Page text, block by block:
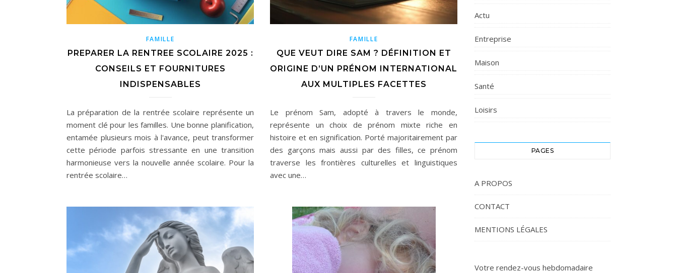
FAMILLE
PREPARER LA RENTREE SCOLAIRE 2025 :
CONSEILS ET FOURNITURES
INDISPENSABLES
La préparation de la rentrée scolaire représente un
moment clé pour les familles. Une bonne planification,
entamée plusieurs mois à l'avance, peut transformer
cette période parfois stressante en une transition
harmonieuse vers la nouvelle année scolaire. Pour la
rentrée scolaire…
FAMILLE
QUE VEUT DIRE SAM ? DÉFINITION ET
ORIGINE D’UN PRÉNOM INTERNATIONAL
AUX MULTIPLES FACETTES
Le prénom Sam, adopté à travers le monde,
représente un choix de prénom mixte riche en
histoire et en signification. Porté majoritairement par
des garçons mais aussi par des filles, ce prénom
traverse les frontières culturelles et linguistiques
avec une…
Actu
Entreprise
Maison
Santé
Loisirs
PAGES
A PROPOS
CONTACT
MENTIONS LÉGALES
Votre rendez-vous hebdomadaire